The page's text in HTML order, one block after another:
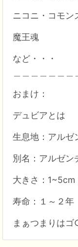
ニコニ・コモン
魔王魂
など・・・
おまけ：
デュビアとは
生息地：アルゼ
別名：アルゼン
大きさ：1~5cm
寿命：１～２年
まぁつまりはゴ